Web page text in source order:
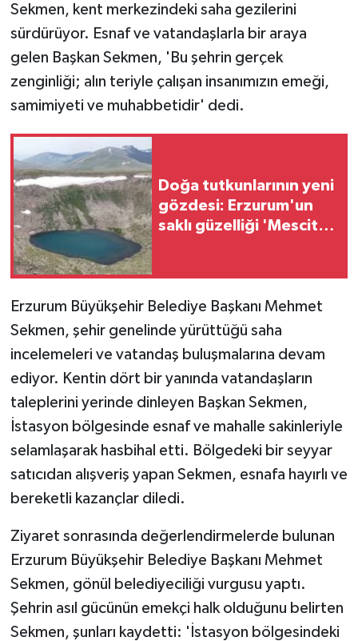
Sekmen, kent merkezindeki saha gezilerini
sürdürüyor. Esnaf ve vatandaşlarla bir araya
gelen Başkan Sekmen, 'Bu şehrin gerçek
zenginliği; alın teriyle çalışan insanımızın emeği,
samimiyeti ve muhabbetidir' dedi.
Doğa tutkunlarının yeni
gözdesi: Erzurum'un
saklı güzelliği 'Mescit
Erzurum Büyükşehir Belediye Başkanı Mehmet
Sekmen, şehir genelinde yürüttüğü saha
incelemeleri ve vatandaş buluşmalarına devam
ediyor. Kentin dört bir yanında vatandaşların
taleplerini yerinde dinleyen Başkan Sekmen,
İstasyon bölgesinde esnaf ve mahalle sakinleriyle
selamlaşarak hasbihal etti. Bölgedeki bir seyyar
satıcıdan alışveriş yapan Sekmen, esnafa hayırlı ve
bereketli kazançlar diledi.
Ziyaret sonrasında değerlendirmelerde bulunan
Erzurum Büyükşehir Belediye Başkanı Mehmet
Sekmen, gönül belediyeciliği vurgusu yaptı.
Şehrin asıl gücünün emekçi halk olduğunu belirten
Sekmen, şunları kaydetti: 'İstasyon bölgesindeki